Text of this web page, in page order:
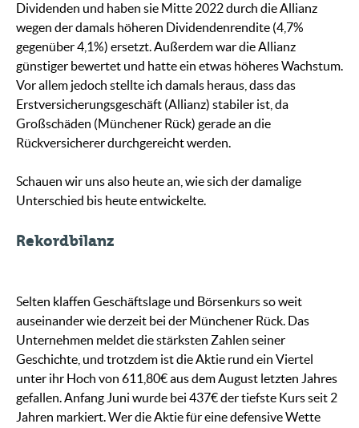
Dividenden und haben sie Mitte 2022 durch die Allianz
wegen der damals höheren Dividendenrendite (4,7%
gegenüber 4,1%) ersetzt. Außerdem war die Allianz
günstiger bewertet und hatte ein etwas höheres Wachstum.
Vor allem jedoch stellte ich damals heraus, dass das
Erstversicherungsgeschäft (Allianz) stabiler ist, da
Großschäden (Münchener Rück) gerade an die
Rückversicherer durchgereicht werden.
Schauen wir uns also heute an, wie sich der damalige
Unterschied bis heute entwickelte.
Rekordbilanz
Selten klaffen Geschäftslage und Börsenkurs so weit
auseinander wie derzeit bei der Münchener Rück. Das
Unternehmen meldet die stärksten Zahlen seiner
Geschichte, und trotzdem ist die Aktie rund ein Viertel
unter ihr Hoch von 611,80€ aus dem August letzten Jahres
gefallen. Anfang Juni wurde bei 437€ der tiefste Kurs seit 2
Jahren markiert. Wer die Aktie für eine defensive Wette